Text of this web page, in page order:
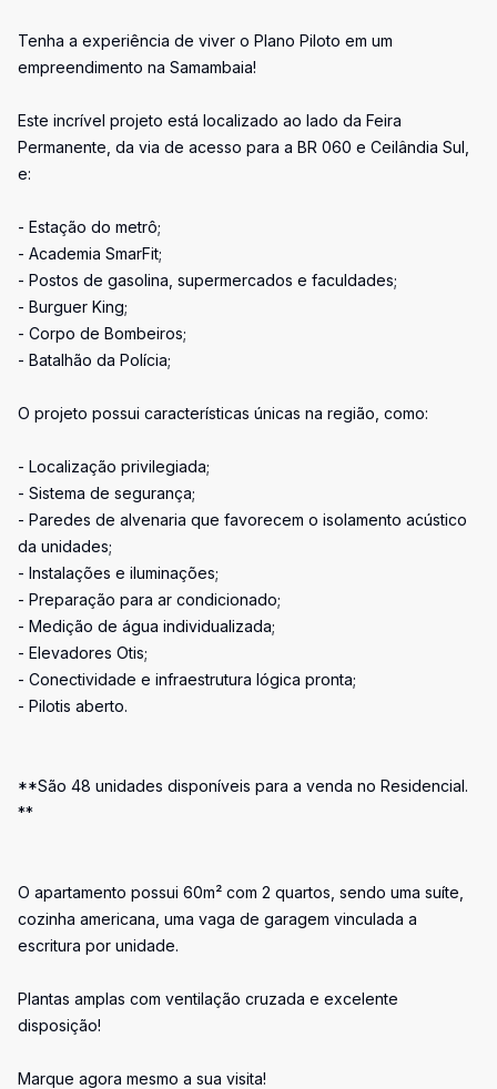
Tenha a experiência de viver o Plano Piloto em um
empreendimento na Samambaia!
Este incrível projeto está localizado ao lado da Feira
Permanente, da via de acesso para a BR 060 e Ceilândia Sul,
e:
- Estação do metrô;
- Academia SmarFit;
- Postos de gasolina, supermercados e faculdades;
- Burguer King;
- Corpo de Bombeiros;
- Batalhão da Polícia;
O projeto possui características únicas na região, como:
- Localização privilegiada;
- Sistema de segurança;
- Paredes de alvenaria que favorecem o isolamento acústico
da unidades;
- Instalações e iluminações;
- Preparação para ar condicionado;
- Medição de água individualizada;
- Elevadores Otis;
- Conectividade e infraestrutura lógica pronta;
- Pilotis aberto.
**São 48 unidades disponíveis para a venda no Residencial.
**
O apartamento possui 60m² com 2 quartos, sendo uma suíte,
cozinha americana, uma vaga de garagem vinculada a
escritura por unidade.
Plantas amplas com ventilação cruzada e excelente
disposição!
Marque agora mesmo a sua visita!